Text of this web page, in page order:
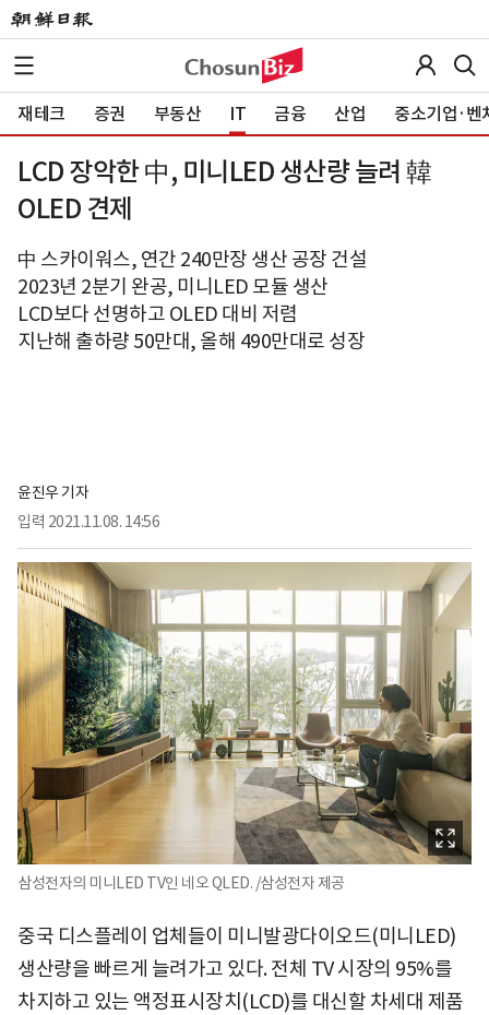
재테크 증권 부동산 IT 금융 산업 중소기업·벤
LCD 장악한 中, 미니LED 생산량 늘려 韓
OLED 견제
中 스카이워스, 연간 240만장 생산 공장 건설
2023년 2분기 완공, 미니LED 모듈 생산
LCD보다 선명하고 OLED 대비 저렴
지난해 출하량 50만대, 올해 490만대로 성장
윤진우 기자
입력 2021.11.08. 14:56
삼성전자의 미니LED TV인 네오 QLED. /삼성전자 제공
중국 디스플레이 업체들이 미니발광다이오드(미니LED)
생산량을 빠르게 늘려가고 있다. 전체 TV 시장의 95%를
차지하고 있는 액정표시장치(LCD)를 대신할 차세대 제품